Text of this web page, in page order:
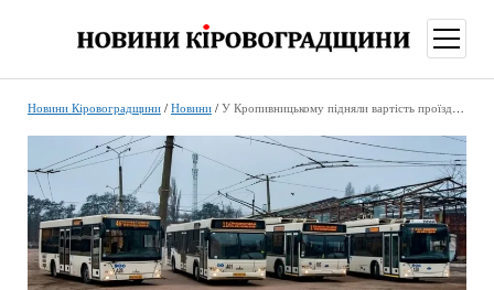
меню
Новини Кіровоградщини/ Новини/ У Кропивницькому підняли вартість проїзду у громадському транспорті